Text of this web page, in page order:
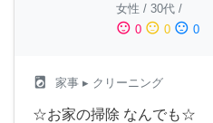
女性 / 30代 /
sentiment_satisfied 0 sentiment_neutral 0 sentiment_dissatisfied 0
local_laundry_service 家事 ▸ クリーニング
☆お家の掃除 なんでも☆